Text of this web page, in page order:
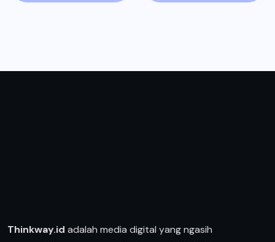
Thinkway.id adalah media digital yang ngasih